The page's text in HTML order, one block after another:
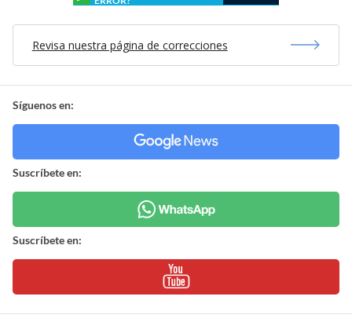
Revisa nuestra página de correcciones
Síguenos en:
Suscríbete en:
Suscríbete en: